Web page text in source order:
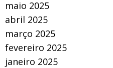
maio 2025
abril 2025
março 2025
fevereiro 2025
janeiro 2025